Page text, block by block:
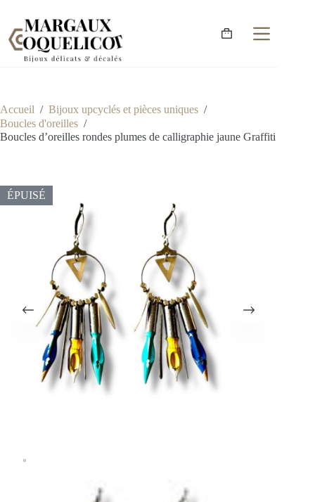
Accueil / Bijoux upcyclés et pièces uniques /
Boucles d'oreilles /
Boucles d’oreilles rondes plumes de calligraphie jaune Graffiti
ÉPUISÉ